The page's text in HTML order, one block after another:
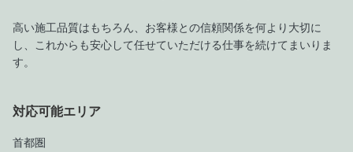
高い施工品質はもちろん、お客様との信頼関係を何より大切に
し、これからも安心して任せていただける仕事を続けてまいりま
す。
対応可能エリア
首都圏